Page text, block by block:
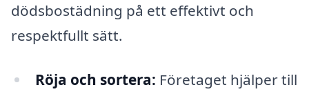
dödsbostädning på ett effektivt och
respektfullt sätt.
Röja och sortera: Företaget hjälper till